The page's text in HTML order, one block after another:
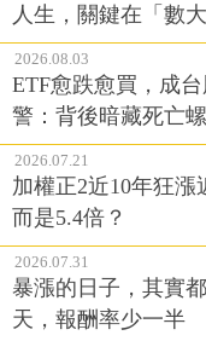
人生，關鍵在「數大
2026.08.03
ETF愈跌愈買，成
警：背後暗藏死亡
2026.07.21
加權正2近10年狂漲
而是5.4倍？
2026.07.31
暴漲的日子，其實
天，報酬率少一半